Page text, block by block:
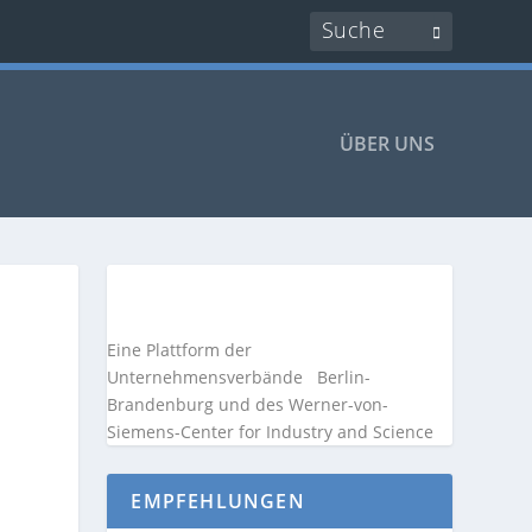
ÜBER UNS
Eine Plattform der
Unternehmensverbände Berlin-
Brandenburg und des Werner-von-
Siemens-Center for Industry and Science
EMPFEHLUNGEN